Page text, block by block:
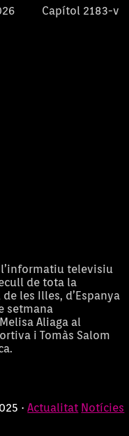
Capítol 2183-v
l’informatiu televisiu
de tota la
les Illes, d’Espanya
setmana
Aliaga al
i Tomàs Salom
·Actualitat Notícies